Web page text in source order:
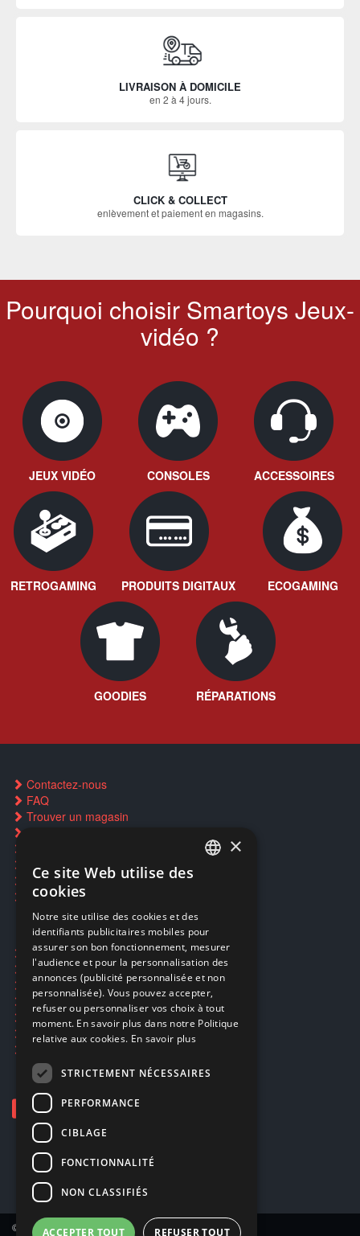
LIVRAISON À DOMICILE
en 2 à 4 jours.
CLICK & COLLECT
enlèvement et paiement en magasins.
Pourquoi choisir Smartoys Jeux-
vidéo ?
JEUX VIDÉO CONSOLES ACCESSOIRES
RETROGAMING PRODUITS DIGITAUX ECOGAMING
GOODIES RÉPARATIONS
Contactez-nous
FAQ
Trouver un magasin
Restauration CD griffés
Réparations & SAV
Smartpoints
Ecogaming
Expédition & retours
Confidentialité
Conditions générales
EA Sport UFC 6
Call of Duty: Modern Warfare 4
Rachat et revente de jeux en cash
© Copyright 2026 Smartoys SA – Tous droits réservés.
ENGLISH
×
Ce site Web utilise des
cookies
Notre site utilise des cookies et des
identifiants publicitaires mobiles pour
assurer son bon fonctionnement, mesurer
l'audience et pour la personnalisation des
annonces (publicité personnalisée et non
personnalisée). Vous pouvez accepter,
refuser ou personnaliser vos choix à tout
moment. En savoir plus dans notre Politique
relative aux cookies. En savoir plus
STRICTEMENT NÉCESSAIRES
PERFORMANCE
CIBLAGE
FONCTIONNALITÉ
NON CLASSIFIÉS
ACCEPTER TOUT REFUSER TOUT